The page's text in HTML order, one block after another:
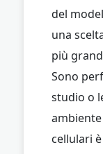
del
una
più
Sono
studio o
cellulari